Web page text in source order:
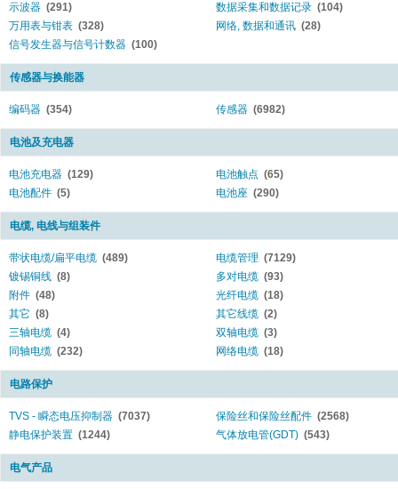
示波器 (291) 数据采集和数据记录 (104)
万用表与钳表 (328) 网络, 数据和通讯 (28)
信号发生器与信号计数器 (100)
传感器与换能器
编码器 (354) 传感器 (6982)
电池及充电器
电池充电器 (129) 电池触点 (65)
电池配件 (5) 电池座 (290)
电缆, 电线与组装件
带状电缆/扁平电缆 (489) 电缆管理 (7129)
镀锡铜线 (8) 多对电缆 (93)
附件 (48) 光纤电缆 (18)
其它 (8) 其它线缆 (2)
三轴电缆 (4) 双轴电缆 (3)
同轴电缆 (232) 网络电缆 (18)
电路保护
TVS - 瞬态电压抑制器 (7037) 保险丝和保险丝配件 (2568)
静电保护装置 (1244) 气体放电管(GDT) (543)
电气产品